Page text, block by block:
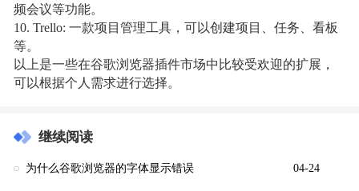
频会议等功能。
10. Trello: 一款项目管理工具，可以创建项目、任务、看板
等。
以上是一些在谷歌浏览器插件市场中比较受欢迎的扩展，
可以根据个人需求进行选择。
继续阅读
为什么谷歌浏览器的字体显示错误 04-24